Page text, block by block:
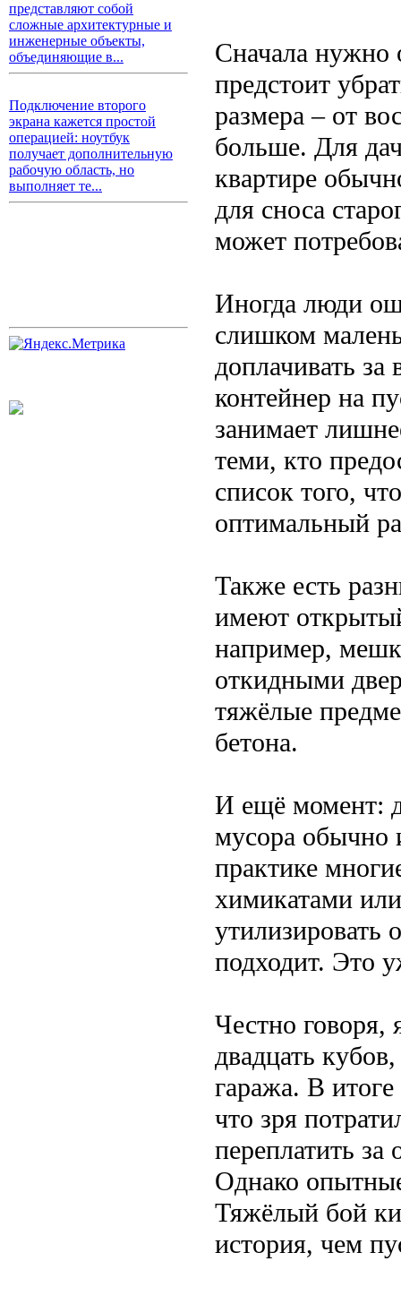
представляют собой
сложные архитектурные и
инженерные объекты,
объединяющие в...
Подключение второго
экрана кажется простой
операцией: ноутбук
получает дополнительную
рабочую область, но
выполняет те...
Сначала нужно
предстоит
размера – от
больше. Для
квартире
для сноса
может
Иногда люди
слишком
доплачивать
контейнер на
занимает
теми, кто
список того,
оптимальный
Также есть
имеют
например,
откидными
тяжёлые
бетона.
И ещё момент:
мусора обычно
практике
химикатами
утилизировать
подходит. Это
Честно говоря,
двадцать
гаража. В
что зря
переплатить за
Однако
Тяжёлый бой
история, чем